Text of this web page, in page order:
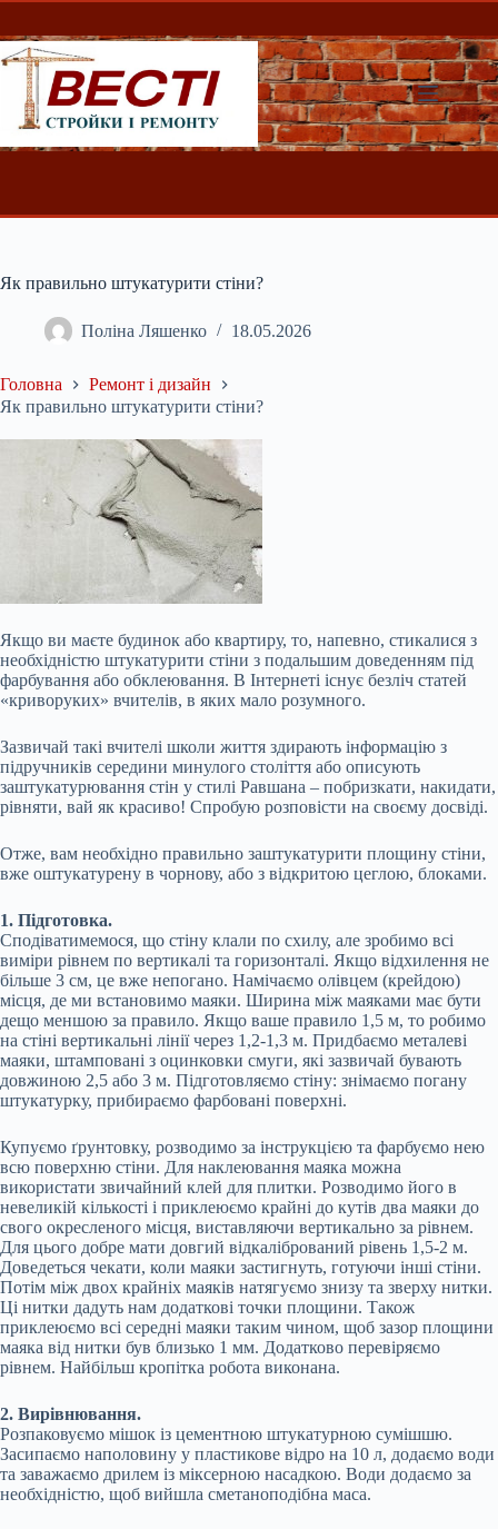
Перейти
вмісту
Як правильно штукатурити стіни?
Поліна Ляшенко 18.05.2026
Головна
Ремонт і дизайн
Як правильно штукатурити стіни?
Якщо ви маєте будинок або квартиру, то, напевно, стикалися з
необхідністю штукатурити стіни з подальшим доведенням під
фарбування або обклеювання. В Інтернеті існує безліч статей
«криворуких» вчителів, в яких мало розумного.
Зазвичай такі вчителі школи життя здирають інформацію з
підручників середини минулого століття або описують
заштукатурювання стін у стилі Равшана – побризкати, накидати,
рівняти, вай як красиво! Спробую розповісти на своєму досвіді.
Отже, вам необхідно правильно заштукатурити площину стіни,
вже оштукатурену в чорнову, або з відкритою цеглою, блоками.
1. Підготовка.
Сподіватимемося, що стіну клали по схилу, але зробимо всі
виміри рівнем по вертикалі та горизонталі. Якщо відхилення не
більше 3 см, це вже непогано. Намічаємо олівцем (крейдою)
місця, де ми встановимо маяки. Ширина між маяками має бути
дещо меншою за правило. Якщо ваше правило 1,5 м, то робимо
на стіні вертикальні лінії через 1,2-1,3 м. Придбаємо металеві
маяки, штамповані з оцинковки смуги, які зазвичай бувають
довжиною 2,5 або 3 м. Підготовляємо стіну: знімаємо погану
штукатурку, прибираємо фарбовані поверхні.
Купуємо ґрунтовку, розводимо за інструкцією та фарбуємо нею
всю поверхню стіни. Для наклеювання маяка можна
використати звичайний клей для плитки. Розводимо його в
невеликій кількості і приклеюємо крайні до кутів два маяки до
свого окресленого місця, виставляючи вертикально за рівнем.
Для цього добре мати довгий відкалібрований рівень 1,5-2 м.
Доведеться чекати, коли маяки застигнуть, готуючи інші стіни.
Потім між двох крайніх маяків натягуємо знизу та зверху нитки.
Ці нитки дадуть нам додаткові точки площини. Також
приклеюємо всі середні маяки таким чином, щоб зазор площини
маяка від нитки був близько 1 мм. Додатково перевіряємо
рівнем. Найбільш кропітка робота виконана.
2. Вирівнювання.
Розпаковуємо мішок із цементною штукатурною сумішшю.
Засипаємо наполовину у пластикове відро на 10 л, додаємо води
та заважаємо дрилем із міксерною насадкою. Води додаємо за
необхідністю, щоб вийшла сметаноподібна маса.